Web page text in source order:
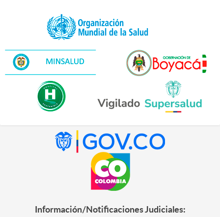
Información/Notificaciones Judiciales: